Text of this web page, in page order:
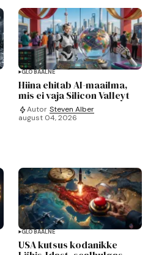
GLOBAALNE
Hiina ehitab AI-maailma,
mis ei vaja Silicon Valleyt
Autor Steven Alber
august 04, 2026
GLOBAALNE
USA kutsus kodanikke